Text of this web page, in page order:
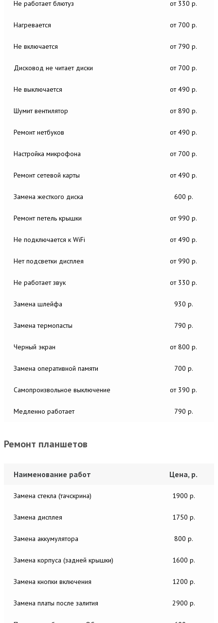
Не работает блютуз от 330 р.
Нагревается от 700 р.
Не включается от 790 р.
Дисковод не читает диски от 700 р.
Не выключается от 490 р.
Шумит вентилятор от 890 р.
Ремонт нетбуков от 490 р.
Настройка микрофона от 700 р.
Ремонт сетевой карты от 490 р.
Замена жесткого диска 600 р.
Ремонт петель крышки от 990 р.
Не подключается к WiFi от 490 р.
Нет подсветки дисплея от 990 р.
Не работает звук от 330 р.
Замена шлейфа 930 р.
Замена термопасты 790 р.
Черный экран от 800 р.
Замена оперативной памяти 700 р.
Самопроизвольное выключение от 390 р.
Медленно работает 790 р.
Ремонт планшетов
Наименование работ Цена, р.
Замена стекла (тачскрина) 1900 р.
Замена дисплея 1750 р.
Замена аккумулятора 800 р.
Замена корпуса (задней крышки) 1600 р.
Замена кнопки включения 1200 р.
Замена платы после залития 2900 р.